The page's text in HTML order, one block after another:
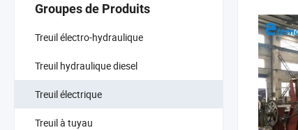
Groupes de Produits
Treuil électro-hydraulique
Treuil hydraulique diesel
Treuil électrique
Treuil à tuyau